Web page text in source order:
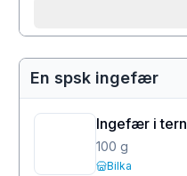
En spsk ingefær
Ingefær i tern
100 g
Bilka